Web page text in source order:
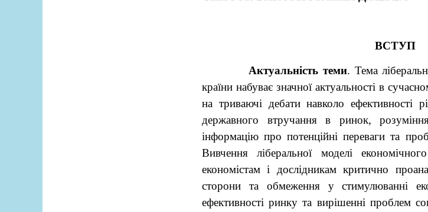
ВСТУП
Актуальність теми. Тема
країни набуває значної актуальності в
на триваючі дебати навколо ефективності
державного втручання в ринок,
інформацію про потенційні переваги та
Вивчення ліберальної моделі
економістам і дослідникам критично
сторони та обмеження у стимулюванні
ефективності ринку та вирішенні проблем